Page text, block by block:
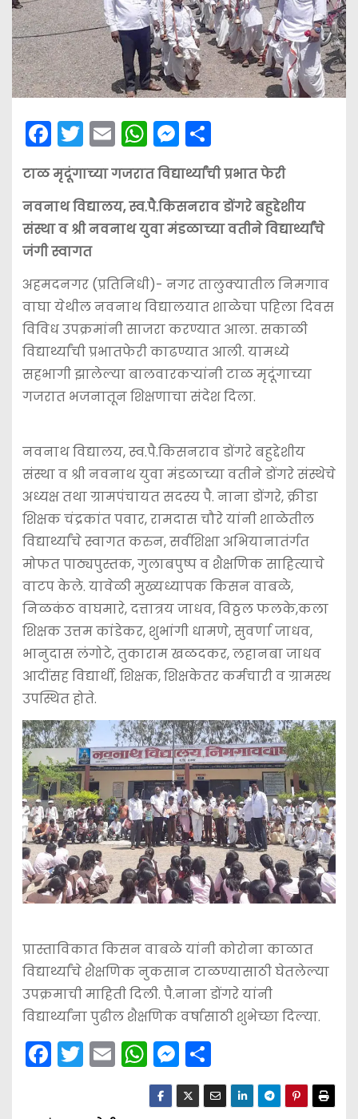
F
a
c
e
b
o
o
k
T
w
itt
er
E
m
ai
l
W
h
a
ts
A
p
M
e
s
s
e
g
er
S
h
ar
e
टाळ मृदूंगाच्या गजरात विद्यार्थ्यांची प्रभात फेरी
नवनाथ विद्यालय, स्व.पै.किसनराव डोंगरे बहुद्देशीय
संस्था व श्री नवनाथ युवा मंडळाच्या वतीने विद्यार्थ्यांचे
जंगी स्वागत
अहमदनगर (प्रतिनिधी)- नगर तालुक्यातील निमगाव
वाघा येथील नवनाथ विद्यालयात शाळेचा पहिला दिवस
विविध उपक्रमांनी साजरा करण्यात आला. सकाळी
विद्यार्थ्यांची प्रभातफेरी काढण्यात आली. यामध्ये
सहभागी झालेल्या बालवारकर्‍यांनी टाळ मृदूंगाच्या
गजरात भजनातून शिक्षणाचा संदेश दिला.
नवनाथ विद्यालय, स्व.पै.किसनराव डोंगरे बहुद्देशीय
संस्था व श्री नवनाथ युवा मंडळाच्या वतीने डोंगरे संस्थेचे
अध्यक्ष तथा ग्रामपंचायत सदस्य पै. नाना डोंगरे, क्रीडा
शिक्षक चंद्रकांत पवार, रामदास चौरे यांनी शाळेतील
विद्यार्थ्यांचे स्वागत करुन, सर्वशिक्षा अभियानातंर्गत
मोफत पाठ्यपुस्तक, गुलाबपुष्प व शैक्षणिक साहित्याचे
वाटप केले. यावेळी मुख्यध्यापक किसन वाबळे,
निळकंठ वाघमारे, दत्तात्रय जाधव, विठ्ठल फलके,कला
शिक्षक उत्तम कांडेकर, शुभांगी धामणे, सुवर्णा जाधव,
भानुदास लंगोटे, तुकाराम खळदकर, लहानबा जाधव
आदींसह विद्यार्थी, शिक्षक, शिक्षकेतर कर्मचारी व ग्रामस्थ
उपस्थित होते.
प्रास्ताविकात किसन वाबळे यांनी कोरोना काळात
विद्यार्थ्यांचे शैक्षणिक नुकसान टाळण्यासाठी घेतलेल्या
उपक्रमाची माहिती दिली. पै.नाना डोंगरे यांनी
विद्यार्थ्यांना पुढील शैक्षणिक वर्षासाठी शुभेच्छा दिल्या.
F T E W
h
a
M
e
s
S
h
ar